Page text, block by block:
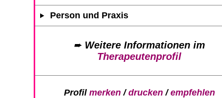
Person und Praxis
➨ Weitere Informationen im
Therapeutenprofil
Profil merken/drucken/empfehlen